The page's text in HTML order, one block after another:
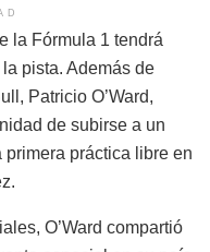
la Fórmula 1 tendrá
pista. Además de
Patricio O’Ward,
de subirse a un
práctica libre en
O’Ward compartió